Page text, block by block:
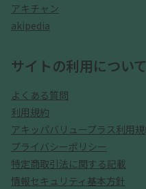
アキチャン
akipedia
サイトの利用について
よくある質問
利用規約
アキッパバリュープラス利用
プライバシーポリシー
特定商取引法に関する記載
情報セキュリティ基本方針